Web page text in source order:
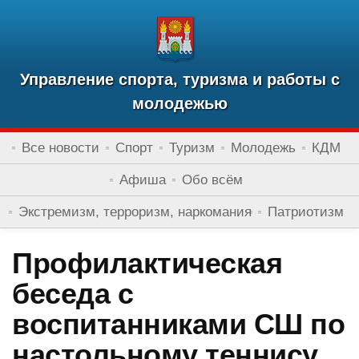
Управление спорта, туризма и работы с
молодежью
Все новости Спорт Туризм Молодежь КДМ
Афиша Обо всём
Экстремизм, терроризм, наркомания Патриотизм
Профилактическая
беседа с
воспитанниками СШ по